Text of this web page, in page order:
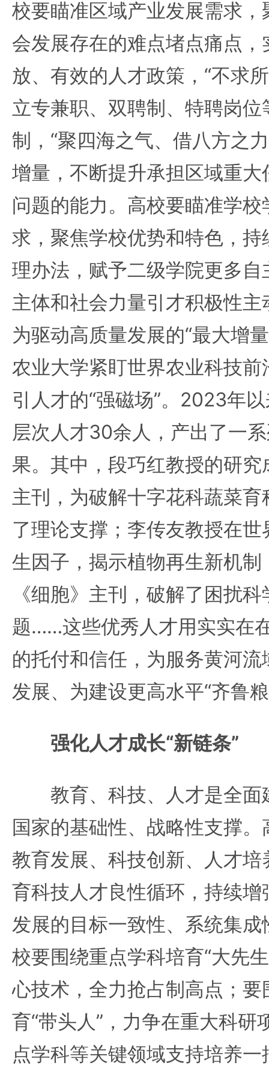
校要瞄准区域产业发展需求
会发展存在的难点堵点痛点
放、有效的人才政策，“不求
立专兼职、双聘制、特聘岗位
制，“聚四海之气、借八方之
增量，不断提升承担区域重
问题的能力。高校要瞄准学
求，聚焦学校优势和特色，
理办法，赋予二级学院更多
主体和社会力量引才积极性
为驱动高质量发展的“最大增
农业大学紧盯世界农业科技
引人才的“强磁场”。2023年
层次人才30余人，产出了一
果。其中，段巧红教授的研
主刊，为破解十字花科蔬菜育
了理论支撑；李传友教授在
生因子，揭示植物再生新机
《细胞》主刊，破解了困扰
题……这些优秀人才用实实在
的托付和信任，为服务黄河
发展、为建设更高水平“齐鲁
强化人才成长“新链条”
教育、科技、人才是全面
国家的基础性、战略性支撑
教育发展、科技创新、人才
育科技人才良性循环，持续
发展的目标一致性、系统集
校要围绕重点学科培育“大先
心技术，全力抢占制高点；
育“带头人”，力争在重大科研
点学科等关键领域支持培养